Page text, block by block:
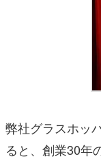
弊社グラスホッ
ると、創業30年